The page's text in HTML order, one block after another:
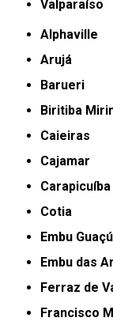
Valparaíso
Alphaville
Arujá
Barueri
Biritiba
Caieiras
Cajamar
Carapicuíba
Cotia
Embu Guaçú
Embu das
Ferraz de
Francisco